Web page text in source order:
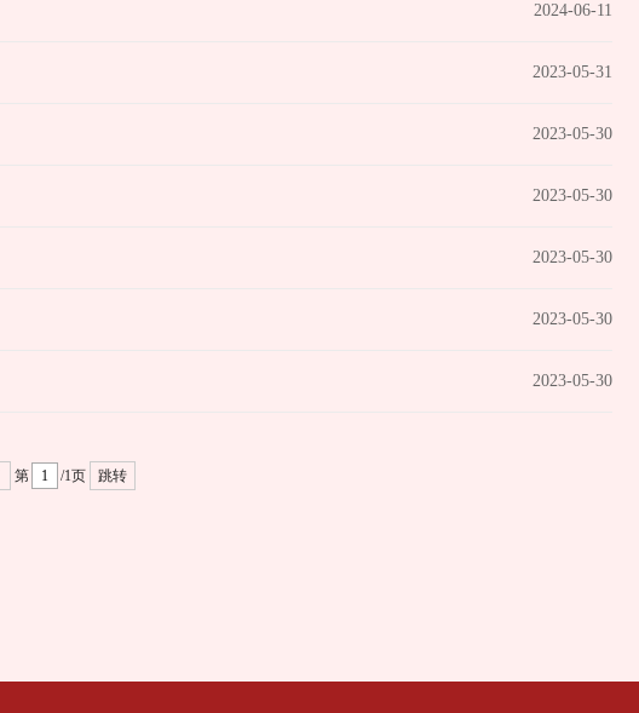
2024-06-11
2023-05-31
2023-05-30
2023-05-30
2023-05-30
2023-05-30
2023-05-30
第 /1页 跳转